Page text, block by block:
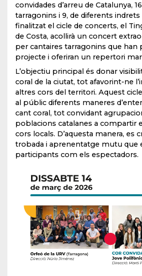
convidades d’arreu de Catalunya,
tarragonins i 9, de diferents
finalitzat el cicle de concerts, el
de Costa, acollirà un concert
per cantaires tarragonins que han
projecte i oferiran un repertori
L’objectiu principal és donar
coral de la ciutat, tot afavorint-ne
altres cors del territori. Aquest
al públic diferents maneres
cant coral, tot convidant
poblacions catalanes a compartir
cors locals. D’aquesta manera, es
trobada i aprenentatge mutu que
participants com els espectadors.